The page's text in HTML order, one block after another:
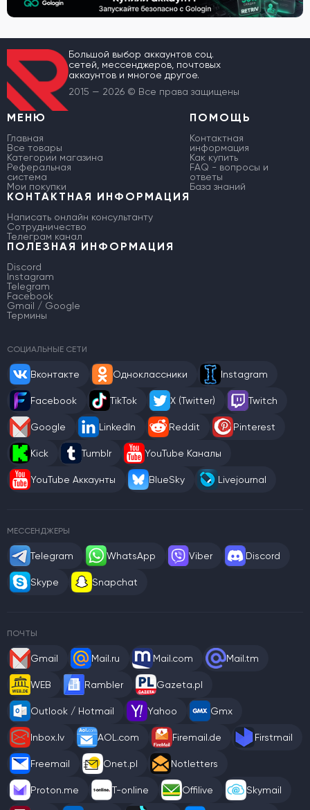
Большой выбор аккаунтов соц.
сетей, мессенджеров, почтовых
аккаунтов и многое другое.
2015 — 2026 © Все права защищены
МЕНЮ
Главная
Все товары
Категории магазина
Реферальная
система
Мои покупки
ПОМОЩЬ
Контактная
информация
Как купить
FAQ - вопросы и
ответы
База знаний
КОНТАКТНАЯ ИНФОРМАЦИЯ
Написать онлайн консультанту
Сотрудничество
Телеграм канал
ПОЛЕЗНАЯ ИНФОРМАЦИЯ
Discord
Instagram
Telegram
Facebook
Gmail / Google
Термины
СОЦИАЛЬНЫЕ СЕТИ
Вконтакте Одноклассники Instagram
Facebook TikTok X (Twitter) Twitch
Google LinkedIn Reddit Pinterest
Kick Tumblr YouTube Каналы
YouTube Аккаунты BlueSky Livejournal
МЕССЕНДЖЕРЫ
Telegram WhatsApp Viber Discord
Skype Snapchat
ПОЧТЫ
Gmail Mail.ru Mail.com Mail.tm
WEB Rambler Gazeta.pl
Outlook / Hotmail Yahoo Gmx
Inbox.lv AOL.com Firemail.de Firstmail
Freemail Onet.pl Notletters
Proton.me T-online Offilive Skymail